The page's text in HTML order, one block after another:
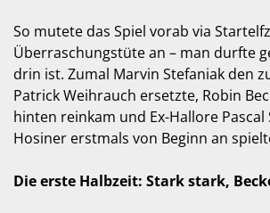
So mutete das Spiel vorab via
Überraschungstüte an – man durfte
drin ist. Zumal Marvin Stefaniak den
Patrick Weihrauch ersetzte, Robin
hinten reinkam und Ex-Hallore
Hosiner erstmals von Beginn an
Die erste Halbzeit: Stark stark,